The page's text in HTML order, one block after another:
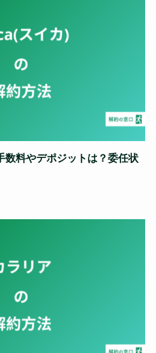
数料やデポジットは？委任状